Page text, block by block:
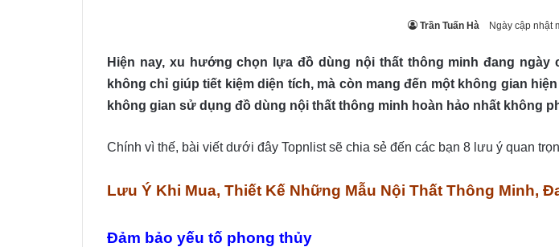
Trần Tuấn Hà Ngày cập nhật
Hiện nay, xu hướng chọn lựa đồ dùng nội thất thông minh đang
không chỉ giúp tiết kiệm diện tích, mà còn mang đến một không gian
không gian sử dụng đồ dùng nội thất thông minh hoàn hảo nhất không
Chính vì thế, bài viết dưới đây Topnlist sẽ chia sẻ đến các bạn 8 lưu ý quan
Lưu Ý Khi Mua, Thiết Kế Những Mẫu Nội Thất Thông Minh,
Đảm bảo yếu tố phong thủy